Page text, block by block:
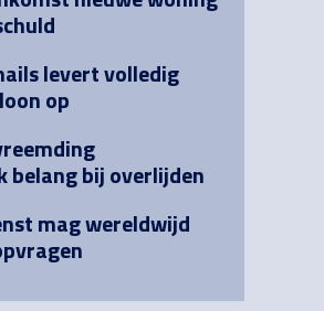
levert volledig
op
belang bij overlijden
mag wereldwijd